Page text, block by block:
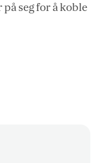
seg for å koble